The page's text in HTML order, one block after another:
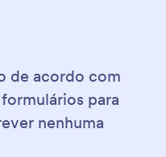
de acordo com
para
nenhuma